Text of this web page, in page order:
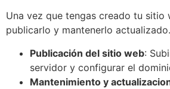
Una vez que tengas creado tu sitio
publicarlo y mantenerlo
Publicación del sitio web:
servidor y configurar el
Mantenimiento y